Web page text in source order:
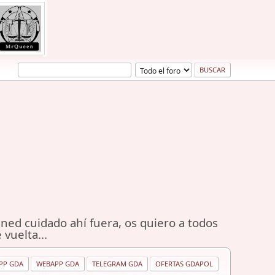
cuidado ahí fuera, os quiero a todos
vuelta...
GDA WEBAPP GDA TELEGRAM GDA OFERTAS GDAPOL